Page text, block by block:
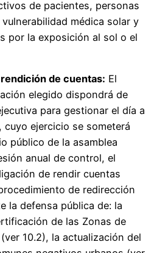
de pacientes, personas
médica solar y
por la exposición al sol o el
de cuentas: El
elegido dispondrá de
para gestionar el día a
cuyo ejercicio se someterá
público de la asamblea
anual de control, el
de rendir cuentas
de redirección
la defensa pública de: la
de las Zonas de
10.2), la actualización del